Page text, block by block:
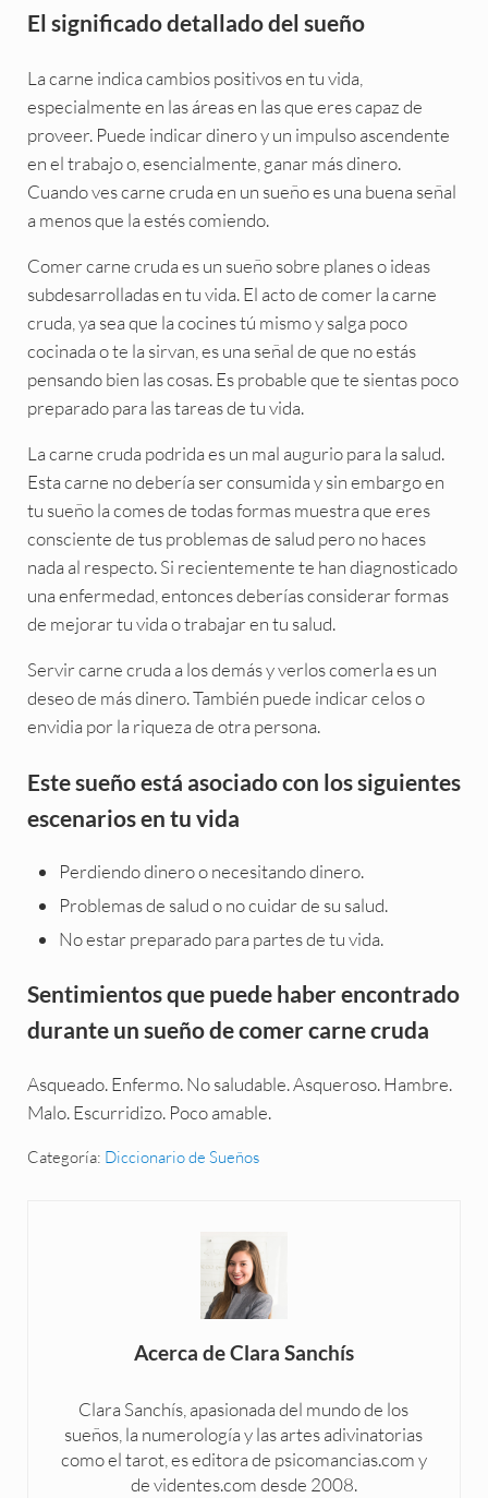
El significado detallado del sueño
La carne indica cambios positivos en tu vida,
especialmente en las áreas en las que eres capaz de
proveer. Puede indicar dinero y un impulso ascendente
en el trabajo o, esencialmente, ganar más dinero.
Cuando ves carne cruda en un sueño es una buena señal
a menos que la estés comiendo.
Comer carne cruda es un sueño sobre planes o ideas
subdesarrolladas en tu vida. El acto de comer la carne
cruda, ya sea que la cocines tú mismo y salga poco
cocinada o te la sirvan, es una señal de que no estás
pensando bien las cosas. Es probable que te sientas poco
preparado para las tareas de tu vida.
La carne cruda podrida es un mal augurio para la salud.
Esta carne no debería ser consumida y sin embargo en
tu sueño la comes de todas formas muestra que eres
consciente de tus problemas de salud pero no haces
nada al respecto. Si recientemente te han diagnosticado
una enfermedad, entonces deberías considerar formas
de mejorar tu vida o trabajar en tu salud.
Servir carne cruda a los demás y verlos comerla es un
deseo de más dinero. También puede indicar celos o
envidia por la riqueza de otra persona.
Este sueño está asociado con los siguientes
escenarios en tu vida
Perdiendo dinero o necesitando dinero.
Problemas de salud o no cuidar de su salud.
No estar preparado para partes de tu vida.
Sentimientos que puede haber encontrado
durante un sueño de comer carne cruda
Asqueado. Enfermo. No saludable. Asqueroso. Hambre.
Malo. Escurridizo. Poco amable.
Categoría: Diccionario de Sueños
Acerca deClara Sanchís
Clara Sanchís, apasionada del mundo de los
sueños, la numerología y las artes adivinatorias
como el tarot, es editora de psicomancias.com y
de videntes.com desde 2008.